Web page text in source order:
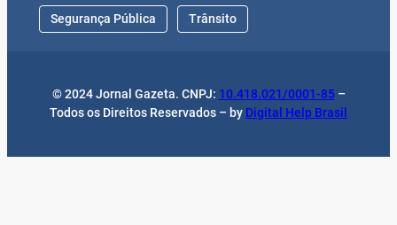
Segurança Pública Trânsito
© 2024 Jornal Gazeta. CNPJ: 10.418.021/0001-85–
Todos os Direitos Reservados – by Digital Help Brasil